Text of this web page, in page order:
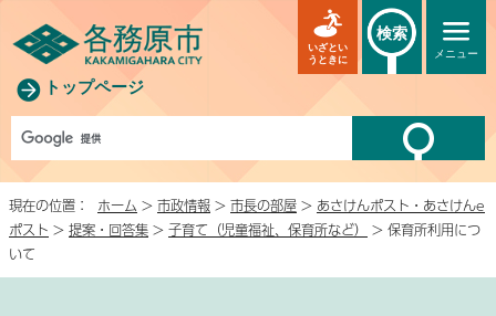
トップページ
メニュー
いざとい
うときに
検索
現在の位置： ホーム > 市政情報 > 市長の部屋 > あさけんポスト・あさけんe
ポスト > 提案・回答集 > 子育て（児童福祉、保育所など）
> 保育所利用につ
いて